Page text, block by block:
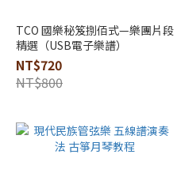
社
(1)
原
鄉
樂
文
TCO 國樂秘笈捌佰式—樂團片段
精選（USB電子樂譜）
NT$720
NT$800